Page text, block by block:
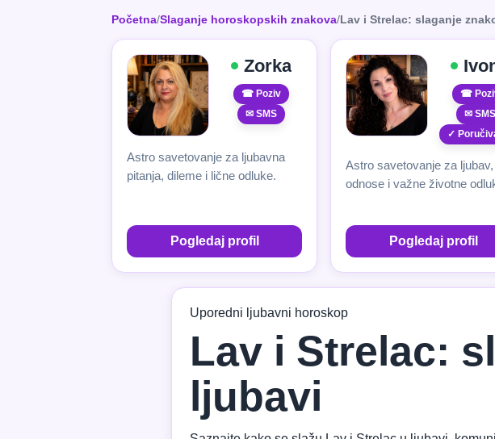
Početna/Slaganje horoskopskih znakova/Lav i Strelac: slaganje
Zorka
☎ Poziv
✉ SMS
Astro savetovanje za ljubavna
pitanja, dileme i lične odluke.
Pogledaj profil
☎
✉ SMS
✓
Astro savetovanje za ljubav,
odnose i važne životne
Pogledaj profil
Uporedni ljubavni horoskop
Lav i Strelac:
ljubavi